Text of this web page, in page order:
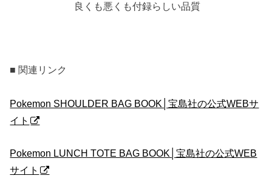
良くも悪くも付録らしい品質
■ 関連リンク
Pokemon SHOULDER BAG BOOK│宝島社の公式WEBサ
イト
Pokemon LUNCH TOTE BAG BOOK│宝島社の公式WEB
サイト